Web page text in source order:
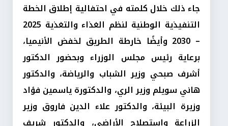
جاء ذلك خلال كلمته في احتفالية إطلاق الخطة
التنفيذية الوطنية لنظم الغذاء والتغذية 2025
– 2030 وأيضًا خارطة الطريق لخفض الأنيميا،
برعاية رئيس مجلس الوزراء وبحضور الدكتور
أشرف صبحي وزير الشباب والرياضة، والدكتور
هاني سويلم وزير الري، والدكتورة ياسمين فؤاد
وزيرة البيئة، والدكتور علاء الدين فاروق وزير
الزراعة واستصلاح الأراضي، والدكتور شريف